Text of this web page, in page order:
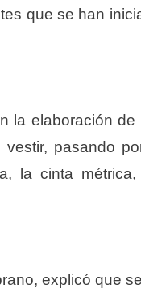
que se han
la elaboración
pasando
la cinta
explicó que